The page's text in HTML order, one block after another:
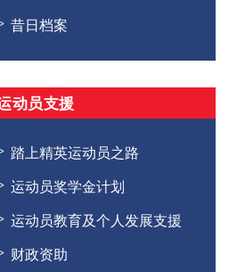
昔日档案
动员支援
踏上精英运动员之路
运动员奖学金计划
运动员教育及个人发展支援
财政资助